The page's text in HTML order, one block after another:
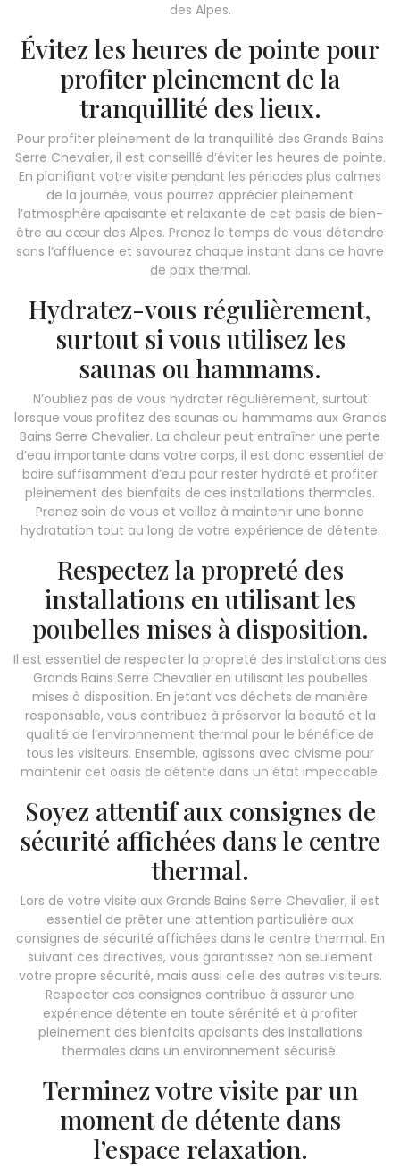
des Alpes.
Évitez les heures de pointe pour
profiter pleinement de la
tranquillité des lieux.
Pour profiter pleinement de la tranquillité des Grands Bains
Serre Chevalier, il est conseillé d’éviter les heures de pointe.
En planifiant votre visite pendant les périodes plus calmes
de la journée, vous pourrez apprécier pleinement
l’atmosphère apaisante et relaxante de cet oasis de bien-
être au cœur des Alpes. Prenez le temps de vous détendre
sans l’affluence et savourez chaque instant dans ce havre
de paix thermal.
Hydratez-vous régulièrement,
surtout si vous utilisez les
saunas ou hammams.
N’oubliez pas de vous hydrater régulièrement, surtout
lorsque vous profitez des saunas ou hammams aux Grands
Bains Serre Chevalier. La chaleur peut entraîner une perte
d’eau importante dans votre corps, il est donc essentiel de
boire suffisamment d’eau pour rester hydraté et profiter
pleinement des bienfaits de ces installations thermales.
Prenez soin de vous et veillez à maintenir une bonne
hydratation tout au long de votre expérience de détente.
Respectez la propreté des
installations en utilisant les
poubelles mises à disposition.
Il est essentiel de respecter la propreté des installations des
Grands Bains Serre Chevalier en utilisant les poubelles
mises à disposition. En jetant vos déchets de manière
responsable, vous contribuez à préserver la beauté et la
qualité de l’environnement thermal pour le bénéfice de
tous les visiteurs. Ensemble, agissons avec civisme pour
maintenir cet oasis de détente dans un état impeccable.
Soyez attentif aux consignes de
sécurité affichées dans le centre
thermal.
Lors de votre visite aux Grands Bains Serre Chevalier, il est
essentiel de prêter une attention particulière aux
consignes de sécurité affichées dans le centre thermal. En
suivant ces directives, vous garantissez non seulement
votre propre sécurité, mais aussi celle des autres visiteurs.
Respecter ces consignes contribue à assurer une
expérience détente en toute sérénité et à profiter
pleinement des bienfaits apaisants des installations
thermales dans un environnement sécurisé.
Terminez votre visite par un
moment de détente dans
l’espace relaxation.